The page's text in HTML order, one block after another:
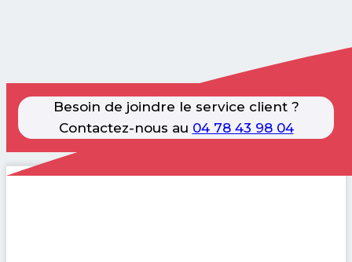
Besoin de joindre le service client ?
Contactez-nous au 04 78 43 98 04
Aller